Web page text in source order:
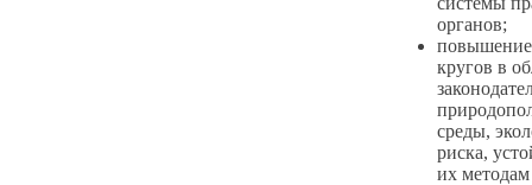
органов;
кругов в
среды,
риска,
их методам